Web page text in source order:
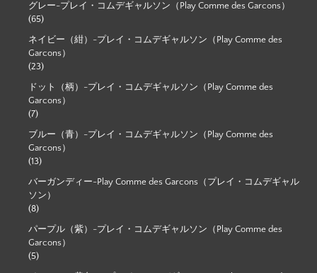
グレー-プレイ・コムデギャルソン（Play Comme des Garcons）
(65)
ネイビー（紺）-プレイ・コムデギャルソン（Play Comme des
Garcons）
(23)
ドット（柄）-プレイ・コムデギャルソン（Play Comme des
Garcons）
(7)
ブルー（青）-プレイ・コムデギャルソン（Play Comme des
Garcons）
(13)
バーガンディー-Play Comme des Garcons（プレイ・コムデギャル
ソン）
(8)
パープル（紫）-プレイ・コムデギャルソン（Play Comme des
Garcons）
(5)